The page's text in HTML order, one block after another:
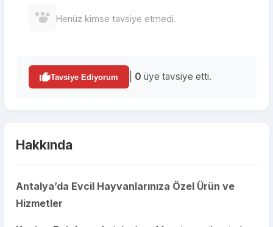
Henüz kimse tavsiye etmedi.
Tavsiye Ediyorum 0 üye tavsiye etti.
Hakkında
Antalya’da Evcil Hayvanlarınıza Özel Ürün ve
Hizmetler